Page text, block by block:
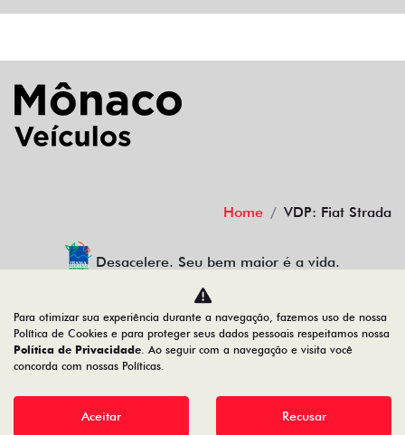
Home VDP: Fiat Strada
Desacelere. Seu bem maior é a vida.
MONACO CENTRO OESTE LTDA
01.639.744/0007-09
Desenvolvido pela DEALERSPACE ® Direitos Reservados.
Para otimizar sua experiência durante a navegação, fazemos uso de nossa
Política de Cookies e para proteger seus dados pessoais respeitamos nossa
Política de Privacidade. Ao seguir com a navegação e visita você
concorda com nossas Políticas.
Aceitar Recusar